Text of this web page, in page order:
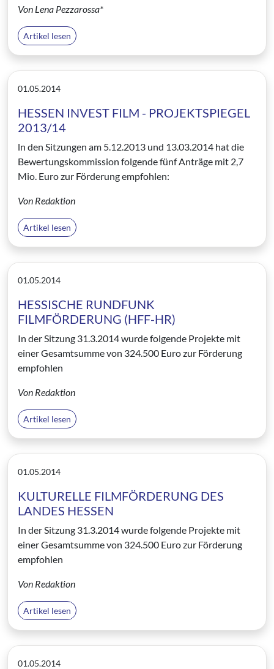
Von Lena Pezzarossa*
Artikel lesen
01.05.2014
HESSEN INVEST FILM - PROJEKTSPIEGEL
2013/14
ln den Sitzungen am 5.12.2013 und 13.03.2014 hat die
Bewertungskommission folgende fünf Anträge mit 2,7
Mio. Euro zur Förderung empfohlen:
Von Redaktion
Artikel lesen
01.05.2014
HESSISCHE RUNDFUNK
FILMFÖRDERUNG (HFF-HR)
In der Sitzung 31.3.2014 wurde folgende Projekte mit
einer Gesamtsumme von 324.500 Euro zur Förderung
empfohlen
Von Redaktion
Artikel lesen
01.05.2014
KULTURELLE FILMFÖRDERUNG DES
LANDES HESSEN
In der Sitzung 31.3.2014 wurde folgende Projekte mit
einer Gesamtsumme von 324.500 Euro zur Förderung
empfohlen
Von Redaktion
Artikel lesen
01.05.2014